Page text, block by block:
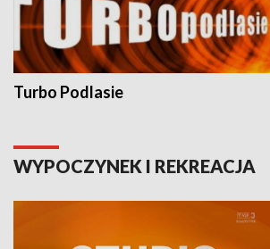
Turbo Podlasie
WYPOCZYNEK I REKREACJA